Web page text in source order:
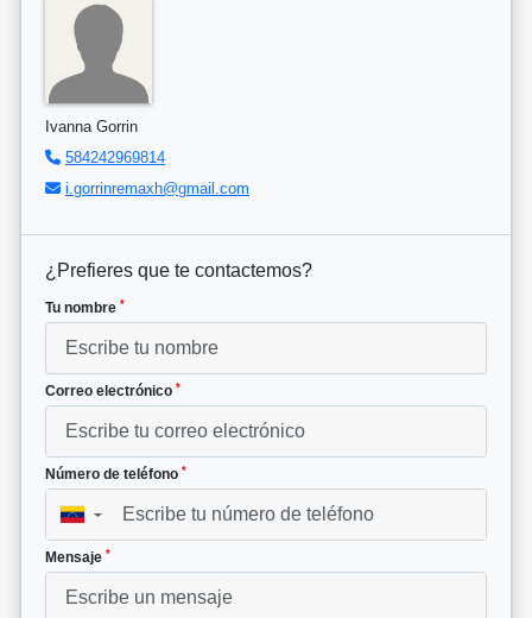
Ivanna Gorrin
584242969814
i.gorrinremaxh@gmail.com
¿Prefieres que te contactemos?
Tu nombre *
Correo electrónico *
Número de teléfono *
▼
Mensaje *